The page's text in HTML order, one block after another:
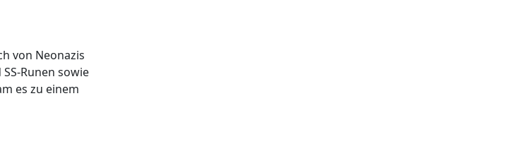
von Neonazis
Runen sowie
es zu einem